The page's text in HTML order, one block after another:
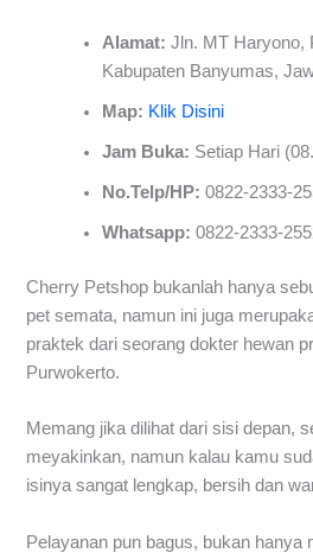
Alamat: Jln. MT Haryono,
Kabupaten Banyumas,
Map: Klik Disini
Jam Buka: Setiap Hari
No.Telp/HP: 0822-2333-
Whatsapp:0822-2333-
Cherry Petshop bukanlah hanya
pet semata, namun ini juga
praktek dari seorang dokter hewan
Purwokerto.
Memang jika dilihat dari sisi depan,
meyakinkan, namun kalau kamu
isinya sangat lengkap, bersih dan
Pelayanan pun bagus, bukan hanya